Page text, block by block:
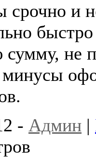
срочно и
не
- Админ |